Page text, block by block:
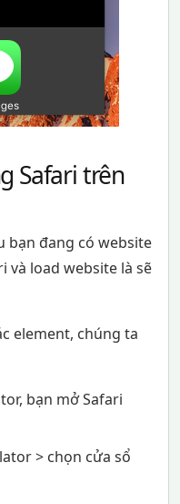
Safari trên
bạn đang có website
và load website là sẽ
element, chúng ta
bạn mở Safari
> chọn cửa sổ